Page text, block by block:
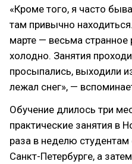
«Кроме того, я часто
там привычно
марте — весьма
холодно. Занятия
просыпались, выходили
лежал снег», —
Обучение длилось три
практические занятия в
раза в неделю
Санкт-Петербурге, а